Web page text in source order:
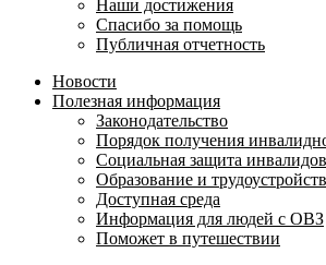
Наши достижения
Спасибо за помощь
Публичная отчетность
Новости
Полезная информация
Законодательство
Порядок получения
Социальная защита инвалидов
Образование и
Доступная среда
Информация для людей с ОВЗ
Поможет в путешествии